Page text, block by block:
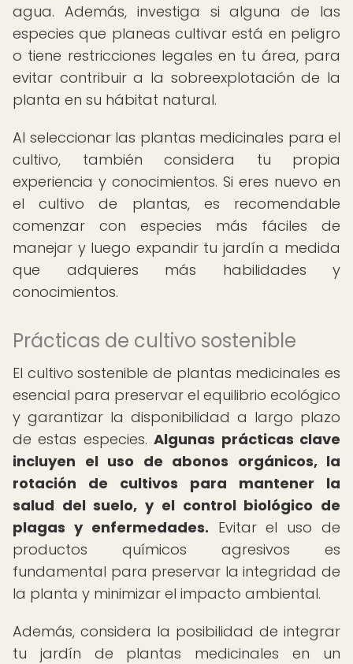
agua. Además, investiga si alguna de las
especies que planeas cultivar está en peligro
o tiene restricciones legales en tu área, para
evitar contribuir a la sobreexplotación de la
planta en su hábitat natural.
Al seleccionar las plantas medicinales para el
cultivo, también considera tu propia
experiencia y conocimientos. Si eres nuevo en
el cultivo de plantas, es recomendable
comenzar con especies más fáciles de
manejar y luego expandir tu jardín a medida
que adquieres más habilidades y
conocimientos.
Prácticas de cultivo sostenible
El cultivo sostenible de plantas medicinales es
esencial para preservar el equilibrio ecológico
y garantizar la disponibilidad a largo plazo
de estas especies.Algunas prácticas clave
incluyen el uso de abonos orgánicos, la
rotación de cultivos para mantener la
salud del suelo, y el control biológico de
plagas y enfermedades. Evitar el uso de
productos químicos agresivos es
fundamental para preservar la integridad de
la planta y minimizar el impacto ambiental.
Además, considera la posibilidad de integrar
tu jardín de plantas medicinales en un